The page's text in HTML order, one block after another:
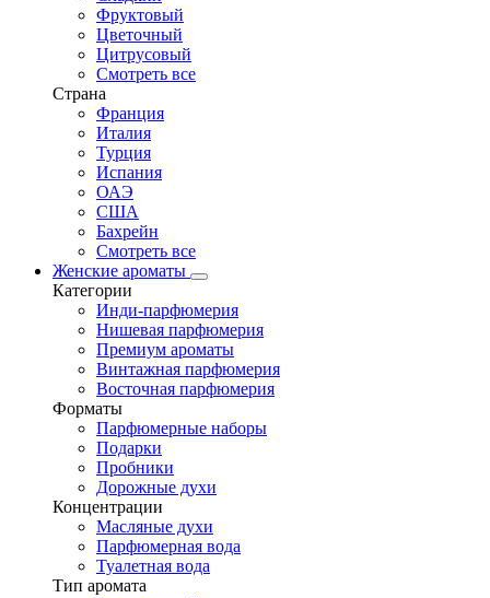
Фруктовый
Цветочный
Цитрусовый
Смотреть все
Страна
Франция
Италия
Турция
Испания
ОАЭ
США
Бахрейн
Смотреть все
Женские ароматы
Категории
Инди-парфюмерия
Нишевая парфюмерия
Премиум ароматы
Винтажная парфюмерия
Восточная парфюмерия
Форматы
Парфюмерные наборы
Подарки
Пробники
Дорожные духи
Концентрации
Масляные духи
Парфюмерная вода
Туалетная вода
Тип аромата